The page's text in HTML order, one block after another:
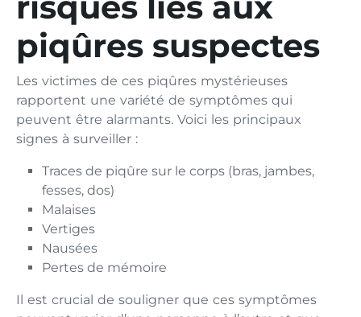
piqûres suspectes
Les victimes de ces piqûres mystérieuses
rapportent une variété de symptômes qui
peuvent être alarmants. Voici les principaux
signes à surveiller :
Traces de piqûre sur le corps (bras, jambes,
fesses, dos)
Malaises
Vertiges
Nausées
Pertes de mémoire
Il est crucial de souligner que ces symptômes